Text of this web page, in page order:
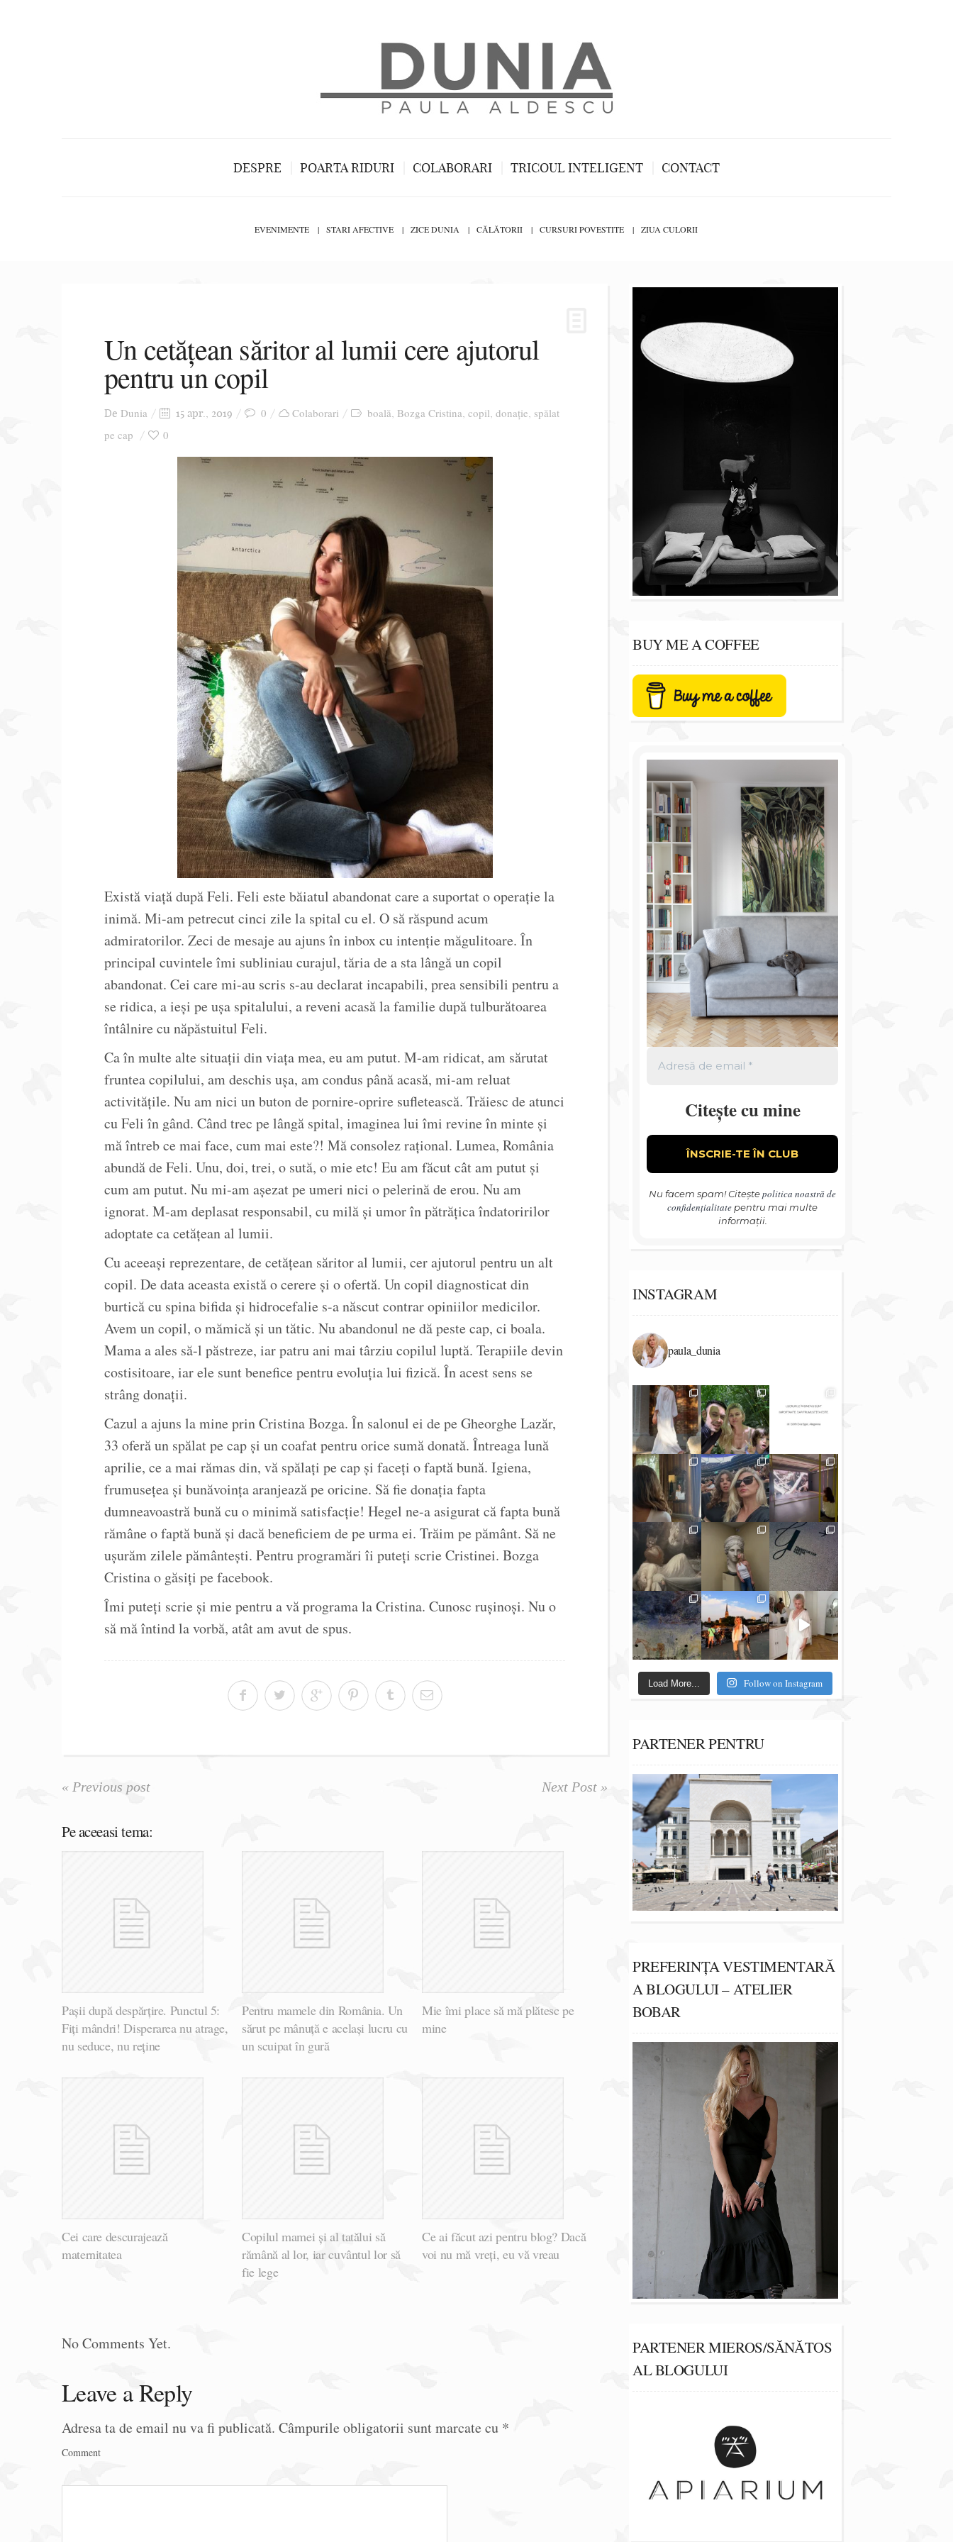
DESPRE POARTA RIDURI COLABORARI TRICOUL INTELIGENT CONTACT
EVENIMENTE STARI AFECTIVE ZICE DUNIA CĂLĂTORII CURSURI POVESTITE ZIUA CULORII
Un cetățean săritor al lumii cere ajutorul
pentru un copil
De Dunia 15 apr., 2019 0 Colaborari boală, Bozga Cristina, copil, donație, spălat
pe cap
0
Există viață după Feli. Feli este băiatul abandonat care a suportat o operație la
inimă. Mi-am petrecut cinci zile la spital cu el. O să răspund acum
admiratorilor. Zeci de mesaje au ajuns în inbox cu intenție măgulitoare. În
principal cuvintele îmi subliniau curajul, tăria de a sta lângă un copil
abandonat. Cei care mi-au scris s-au declarat incapabili, prea sensibili pentru a
se ridica, a ieși pe ușa spitalului, a reveni acasă la familie după tulburătoarea
întâlnire cu năpăstuitul Feli.
Ca în multe alte situații din viața mea, eu am putut. M-am ridicat, am sărutat
fruntea copilului, am deschis ușa, am condus până acasă, mi-am reluat
activitățile. Nu am nici un buton de pornire-oprire sufletească. Trăiesc de atunci
cu Feli în gând. Când trec pe lângă spital, imaginea lui îmi revine în minte și
mă întreb ce mai face, cum mai este?! Mă consolez rațional. Lumea, România
abundă de Feli. Unu, doi, trei, o sută, o mie etc! Eu am făcut cât am putut și
cum am putut. Nu mi-am așezat pe umeri nici o pelerină de erou. Nu am
ignorat. M-am deplasat responsabil, cu milă și umor în pătrățica îndatoririlor
adoptate ca cetățean al lumii.
Cu aceeași reprezentare, de cetățean săritor al lumii, cer ajutorul pentru un alt
copil. De data aceasta există o cerere și o ofertă. Un copil diagnosticat din
burtică cu spina bifida și hidrocefalie s-a născut contrar opiniilor medicilor.
Avem un copil, o mămică și un tătic. Nu abandonul ne dă peste cap, ci boala.
Mama a ales să-l păstreze, iar patru ani mai târziu copilul luptă. Terapiile devin
costisitoare, iar ele sunt benefice pentru evoluția lui fizică. În acest sens se
strâng donații.
Cazul a ajuns la mine prin Cristina Bozga. În salonul ei de pe Gheorghe Lazăr,
33 oferă un spălat pe cap și un coafat pentru orice sumă donată. Întreaga lună
aprilie, ce a mai rămas din, vă spălați pe cap și faceți o faptă bună. Igiena,
frumusețea și bunăvoința aranjează pe oricine. Să fie donația fapta
dumneavoastră bună cu o minimă satisfacție! Hegel ne-a asigurat că fapta bună
rămâne o faptă bună și dacă beneficiem de pe urma ei. Trăim pe pământ. Să ne
ușurăm zilele pământești. Pentru programări îi puteți scrie Cristinei. Bozga
Cristina o găsiți pe facebook.
Îmi puteți scrie și mie pentru a vă programa la Cristina. Cunosc rușinoși. Nu o
să mă întind la vorbă, atât am avut de spus.
« Previous post Next Post »
Pe aceeasi tema:
Pașii după despărțire. Punctul 5:
Fiți mândri! Disperarea nu atrage,
nu seduce, nu reține
Pentru mamele din România. Un
sărut pe mânuță e același lucru cu
un scuipat în gură
Mie îmi place să mă plătesc pe
mine
Cei care descurajează
maternitatea
Copilul mamei și al tatălui să
rămână al lor, iar cuvântul lor să
fie lege
Ce ai făcut azi pentru blog? Dacă
voi nu mă vreți, eu vă vreau
No Comments Yet.
Leave a Reply
Adresa ta de email nu va fi publicată. Câmpurile obligatorii sunt marcate cu *
Comment
BUY ME A COFFEE
Citește cu mine
Nu facem spam! Citeștepolitica noastră de
confidențialitate pentru mai multe
informații.
INSTAGRAM
paula_dunia
Load More... Follow on Instagram
PARTENER PENTRU
PREFERINȚA VESTIMENTARĂ
A BLOGULUI – ATELIER
BOBAR
PARTENER MIEROS/SĂNĂTOS
AL BLOGULUI